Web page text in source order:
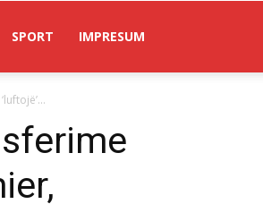
SPORT IMPRESUM